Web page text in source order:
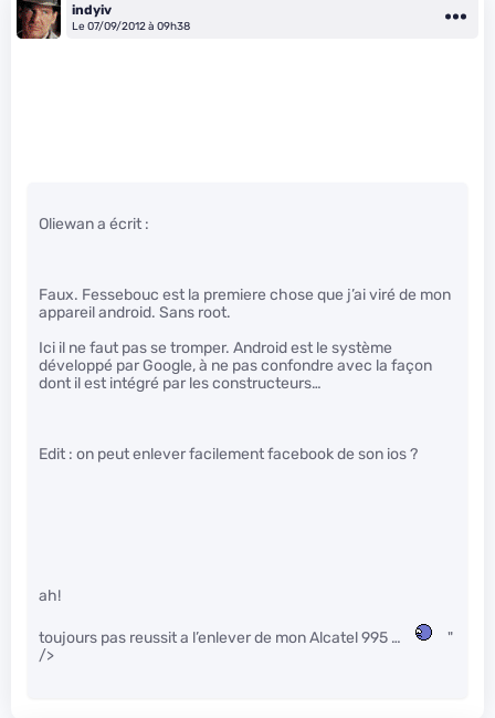
indyiv
Le 07/09/2012 à 09h38
Oliewan a écrit :
Faux. Fessebouc est la premiere chose que j’ai viré de mon
appareil android. Sans root.
Ici il ne faut pas se tromper. Android est le système
développé par Google, à ne pas confondre avec la façon
dont il est intégré par les constructeurs…
Edit : on peut enlever facilement facebook de son ios ?
ah!
toujours pas reussit a l’enlever de mon Alcatel 995 …
"
/>